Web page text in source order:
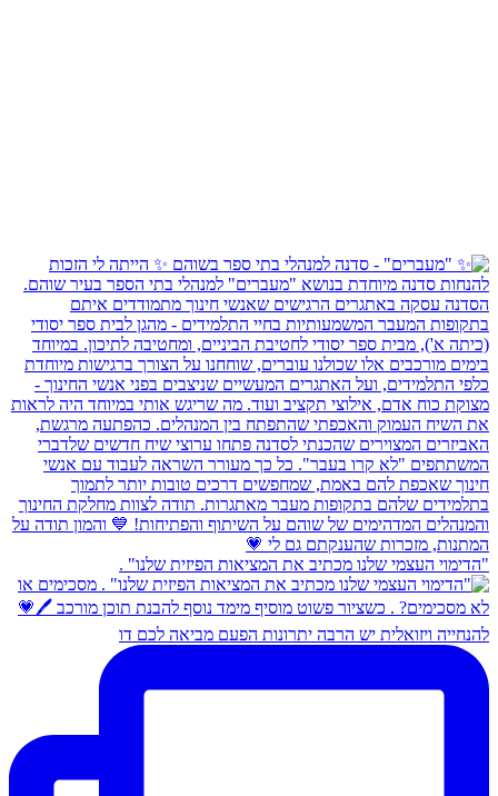
את המציאות הפיזית שלנו" .
הרבה יתרונות הפעם מביאה לכם דו